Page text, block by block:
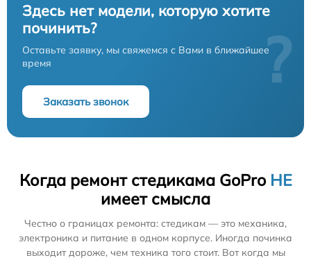
Здесь нет модели, которую хотите
починить?
Оставьте заявку, мы свяжемся с Вами в ближайшее
время
Заказать звонок
?
Когда ремонт стедикама GoPro НЕ
имеет смысла
Честно о границах ремонта: стедикам — это механика,
электроника и питание в одном корпусе. Иногда починка
выходит дороже, чем техника того стоит. Вот когда мы